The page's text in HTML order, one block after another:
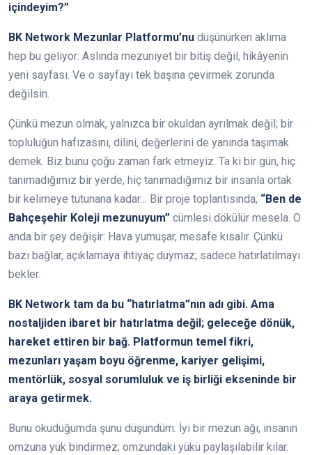
içindeyim?”
BK Network Mezunlar Platformu’nu düşünürken aklıma
hep bu geliyor: Aslında mezuniyet bir bitiş değil, hikâyenin
yeni sayfası. Ve o sayfayı tek başına çevirmek zorunda
değilsin.
Çünkü mezun olmak, yalnızca bir okuldan ayrılmak değil; bir
topluluğun hafızasını, dilini, değerlerini de yanında taşımak
demek. Biz bunu çoğu zaman fark etmeyiz. Ta ki bir gün, hiç
tanımadığımız bir yerde, hiç tanımadığımız bir insanla ortak
bir kelimeye tutunana kadar… Bir proje toplantısında, “Ben de
Bahçeşehir Koleji mezunuyum” cümlesi dökülür mesela. O
anda bir şey değişir: Hava yumuşar, mesafe kısalır. Çünkü
bazı bağlar, açıklamaya ihtiyaç duymaz; sadece hatırlatılmayı
bekler.
BK Network tam da bu “hatırlatma”nın adı gibi. Ama
nostaljiden ibaret bir hatırlatma değil; geleceğe dönük,
hareket ettiren bir bağ. Platformun temel fikri,
mezunları yaşam boyu öğrenme, kariyer gelişimi,
mentörlük, sosyal sorumluluk ve iş birliği ekseninde bir
araya getirmek.
Bunu okuduğumda şunu düşündüm: İyi bir mezun ağı, insanın
omzuna yük bindirmez; omzundaki yükü paylaşılabilir kılar.